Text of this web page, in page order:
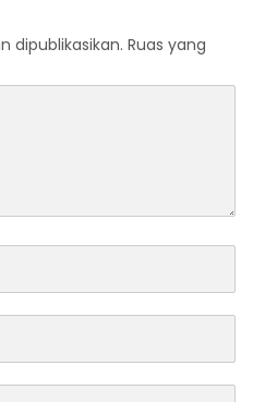
dipublikasikan. Ruas yang